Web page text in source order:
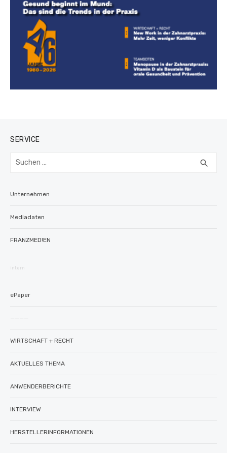
SERVICE
Suchen
search
Unternehmen
Mediadaten
FRANZMED!EN
intern
ePaper
————
WIRTSCHAFT + RECHT
AKTUELLES THEMA
ANWENDERBERICHTE
INTERVIEW
HERSTELLERINFORMATIONEN